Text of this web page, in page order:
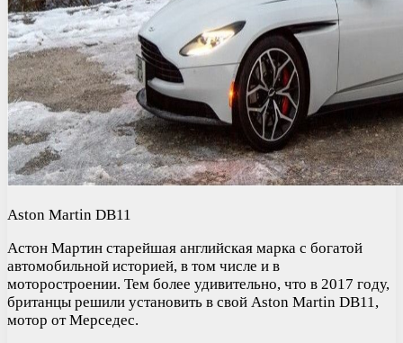
Aston Martin DB11
Астон Мартин старейшая английская марка с богатой
автомобильной историей, в том числе и в
моторостроении. Тем более удивительно, что в 2017 году,
британцы решили установить в свой Aston Martin DB11,
мотор от Мерседес.